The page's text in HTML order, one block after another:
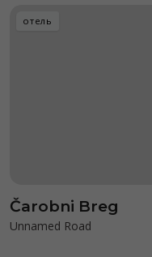
отель
Čarobni Breg
Unnamed Road